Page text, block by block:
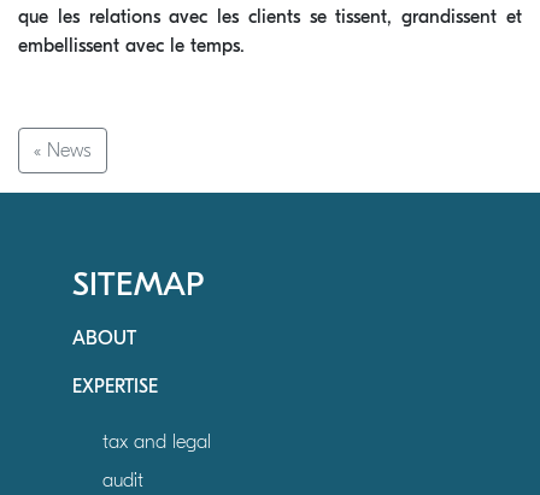
que les relations avec les clients se tissent, grandissent et
embellissent avec le temps.
« News
SITEMAP
ABOUT
EXPERTISE
tax and legal
audit